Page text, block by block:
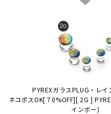
PYREXガラスPLUG・レイ
ネコポスOK[７0%OFF][ 2G ]
インボー)